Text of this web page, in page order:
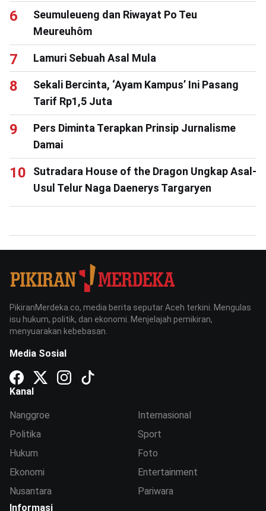
Seumuleueng dan Riwayat Po Teu
Meureuhôm
Lamuri Sebuah Asal Mula
Sekali Bercinta, ‘Ayam Kampus’ Ini Pasang
Tarif Rp1,5 Juta
Pers Diminta Terapkan Prinsip Jurnalisme
Damai
Sutradara House of the Dragon Ungkap Asal-
Usul Telur Naga Daenerys Targaryen
PikiranMerdeka.co, media berita seputar Aceh terkini. Mengulas
isu hukum, politik, dan ekonomi. Menjelajah pemikiran,
menyuarakan kebebasan.
Media Sosial
Kanal
Nanggroe
Politika
Hukum
Ekonomi
Nusantara
Internasional
Sport
Foto
Entertainment
Pariwara
Informasi